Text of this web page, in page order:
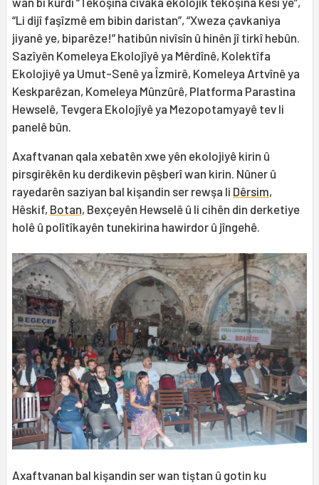
“Li dijî faşîzmê em bibin daristan”, “Xweza çavkaniya
jiyanê ye, biparêze!” hatibûn nivîsîn û hinên jî tirkî hebûn.
Sazîyên Komeleya Ekolojîyê ya Mêrdînê, Kolektîfa
Ekolojiyê ya Umut-Senê ya Îzmirê, Komeleya Artvînê ya
Keskparêzan, Komeleya Mûnzûrê, Platforma Parastina
Hewselê, Tevgera Ekolojîyê ya Mezopotamyayê tev li
panelê bûn.
Axaftvanan qala xebatên xwe yên ekolojiyê kirin û
pirsgirêkên ku derdikevin pêşberî wan kirin. Nûner û
rayedarên saziyan bal kişandin ser rewşa li Dêrsim,
Hêskif, Botan, Bexçeyên Hewselê û li cihên din derketiye
holê û polîtîkayên tunekirina hawirdor û jîngehê.
Axaftvanan bal kişandin ser wan tiştan û gotin ku